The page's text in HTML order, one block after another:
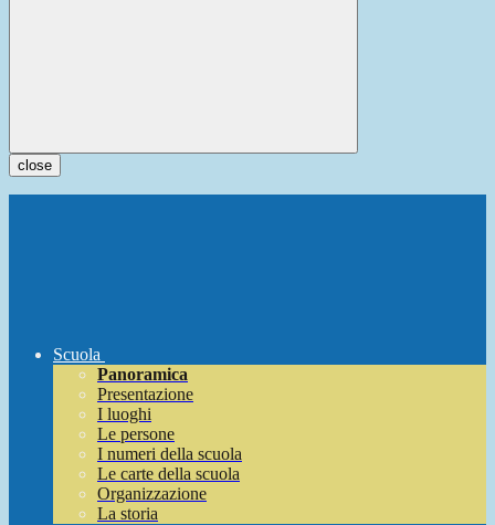
close
Scuola
Panoramica
Presentazione
I luoghi
Le persone
I numeri della scuola
Le carte della scuola
Organizzazione
La storia